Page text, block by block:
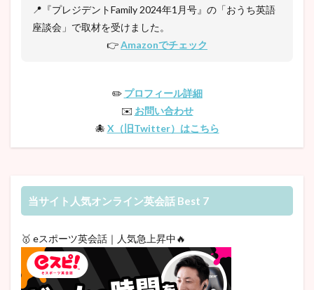
📍『プレジデントFamily 2024年1月号』の「おうち英語
座談会」で取材を受けました。
👉Amazonでチェック
✏️ プロフィール詳細
✉️ お問い合わせ
🐙 X（旧Twitter）はこちら
当サイト人気オンライン英会話 Best 7
🥇 eスポーツ英会話｜人気急上昇中🔥